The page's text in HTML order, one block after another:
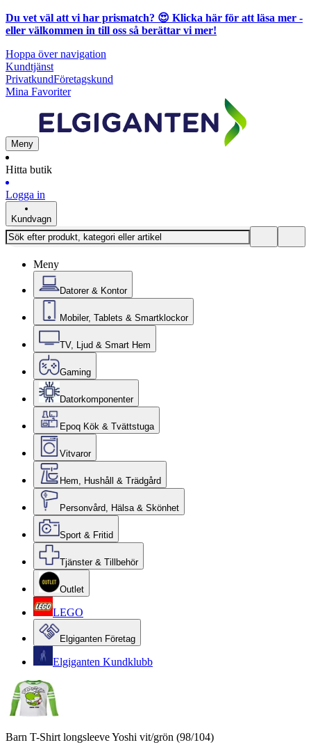
Du vet väl att vi har prismatch? 😍 Klicka här för att läsa mer -
eller välkommen in till oss så berättar vi mer!
Hoppa över navigation
Kundtjänst
PrivatkundFöretagskund
Mina Favoriter
Meny
Hitta butik
Logga in
Kundvagn
Meny
Datorer & Kontor
Mobiler, Tablets & Smartklockor
TV, Ljud & Smart Hem
Gaming
Datorkomponenter
Epoq Kök & Tvättstuga
Vitvaror
Hem, Hushåll & Trädgård
Personvård, Hälsa & Skönhet
Sport & Fritid
Tjänster & Tillbehör
Outlet
LEGO
Elgiganten Företag
Elgiganten Kundklubb
Barn T-Shirt longsleeve Yoshi vit/grön (98/104)